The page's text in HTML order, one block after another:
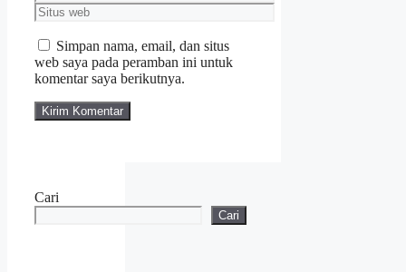
Situs
web
Simpan nama, email, dan situs
web saya pada peramban ini untuk
komentar saya berikutnya.
Cari
Cari